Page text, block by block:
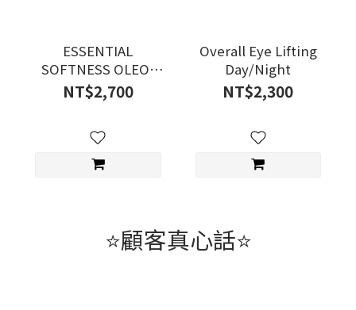
ESSENTIAL
SOFTNESS OLEO-
SERUM SCIENTIVIST
NT$2,700
Overall Eye Lifting
Day/Night
NT$2,300
⭐顧客真心話⭐